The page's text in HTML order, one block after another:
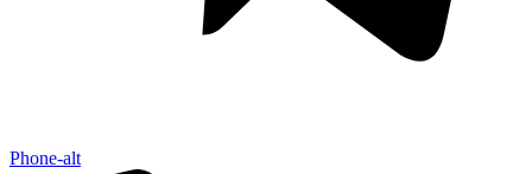
Phone-alt